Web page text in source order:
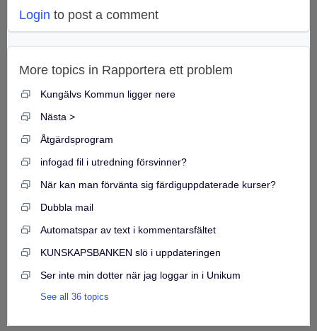
Login to post a comment
More topics in Rapportera ett problem
Kungälvs Kommun ligger nere
Nästa >
Åtgärdsprogram
infogad fil i utredning försvinner?
När kan man förvänta sig färdiguppdaterade kurser?
Dubbla mail
Automatspar av text i kommentarsfältet
KUNSKAPSBANKEN slö i uppdateringen
Ser inte min dotter när jag loggar in i Unikum
See all 36 topics